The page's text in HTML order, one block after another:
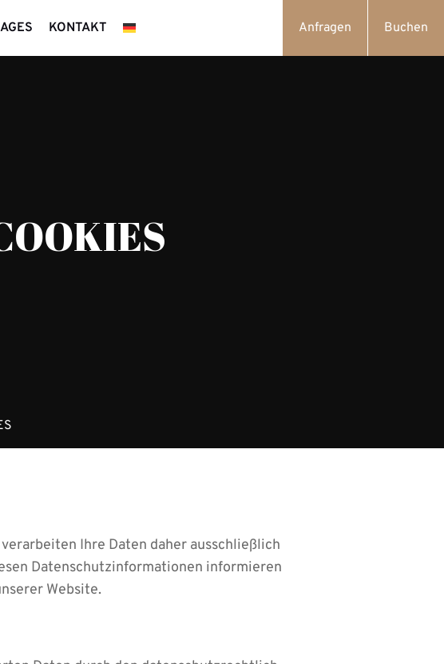
Buchen
Anfragen
KONTAKT
Ihre Daten daher ausschließlich
Datenschutzinformationen informieren
Website.